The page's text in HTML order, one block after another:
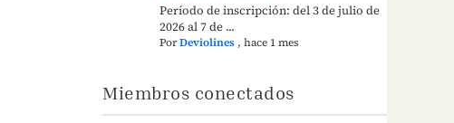
Período de inscripción: del 3 de julio de
2026 al 7 de ...
PorDeviolines ,hace 1 mes
Miembros conectados